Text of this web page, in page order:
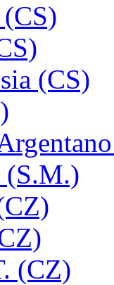
(CS)
(S.M.)
(CZ)